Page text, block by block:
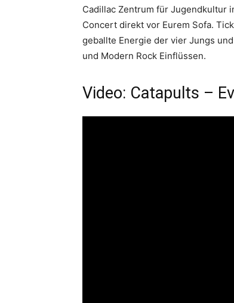
Cadillac Zentrum für Jugendkultur
Concert direkt vor Eurem Sofa.
geballte Energie der vier Jungs
und Modern Rock Einflüssen.
Video: Catapults –